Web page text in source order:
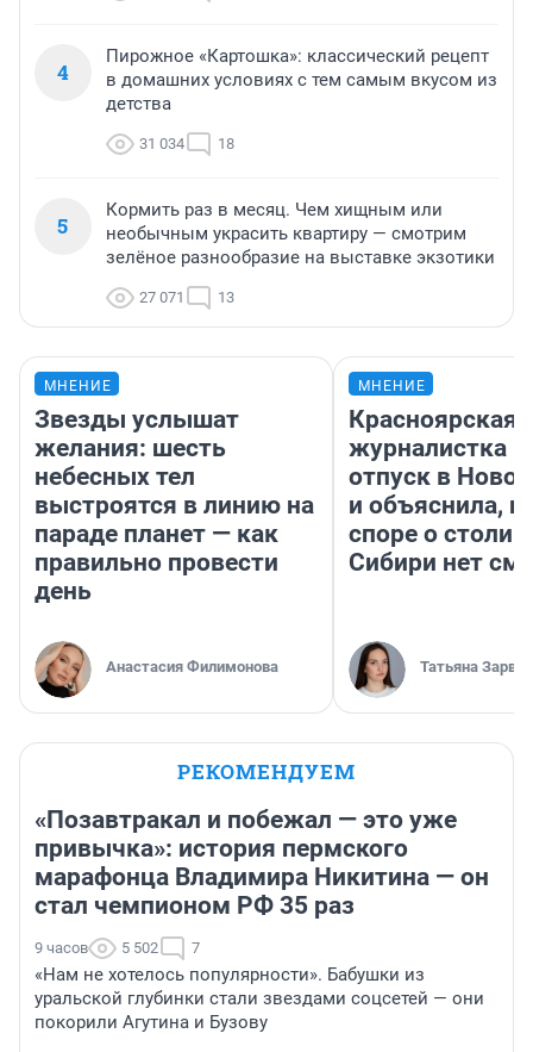
4
Пирожное «Картошка»: классический рецепт
в домашних условиях с тем самым вкусом из
детства
31 034 18
5
Кормить раз в месяц. Чем хищным или
необычным украсить квартиру — смотрим
зелёное разнообразие на выставке экзотики
27 071 13
МНЕНИЕ
Звезды услышат
желания: шесть
небесных тел
выстроятся в линию на
параде планет — как
правильно провести
день
Анастасия Филимонова
МНЕНИЕ
Красноярская
журналистка
отпуск в
и объяснила,
споре о
Сибири нет
Татьяна Зарва
РЕКОМЕНДУЕМ
«Позавтракал и побежал — это уже
привычка»: история пермского
марафонца Владимира Никитина — он
стал чемпионом РФ 35 раз
9 часов 5 502 7
«Нам не хотелось популярности». Бабушки из
уральской глубинки стали звездами соцсетей — они
покорили Агутина и Бузову